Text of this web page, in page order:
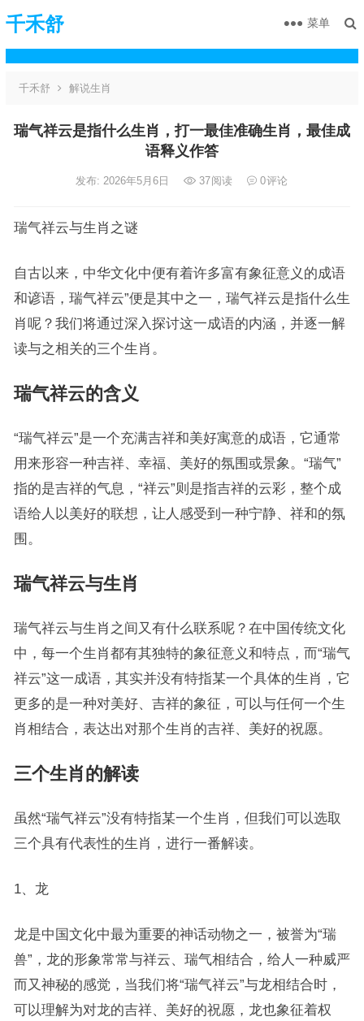
千禾舒 菜单
千禾舒 解说生肖
瑞气祥云是指什么生肖，打一最佳准确生肖，最佳成
语释义作答
发布: 2026年5月6日 37阅读 0评论
瑞气祥云与生肖之谜
自古以来，中华文化中便有着许多富有象征意义的成语
和谚语，瑞气祥云”便是其中之一，瑞气祥云是指什么生
肖呢？我们将通过深入探讨这一成语的内涵，并逐一解
读与之相关的三个生肖。
瑞气祥云的含义
“瑞气祥云”是一个充满吉祥和美好寓意的成语，它通常
用来形容一种吉祥、幸福、美好的氛围或景象。“瑞气”
指的是吉祥的气息，“祥云”则是指吉祥的云彩，整个成
语给人以美好的联想，让人感受到一种宁静、祥和的氛
围。
瑞气祥云与生肖
瑞气祥云与生肖之间又有什么联系呢？在中国传统文化
中，每一个生肖都有其独特的象征意义和特点，而“瑞气
祥云”这一成语，其实并没有特指某一个具体的生肖，它
更多的是一种对美好、吉祥的象征，可以与任何一个生
肖相结合，表达出对那个生肖的吉祥、美好的祝愿。
三个生肖的解读
虽然“瑞气祥云”没有特指某一个生肖，但我们可以选取
三个具有代表性的生肖，进行一番解读。
1、龙
龙是中国文化中最为重要的神话动物之一，被誉为“瑞
兽”，龙的形象常常与祥云、瑞气相结合，给人一种威严
而又神秘的感觉，当我们将“瑞气祥云”与龙相结合时，
可以理解为对龙的吉祥、美好的祝愿，龙也象征着权